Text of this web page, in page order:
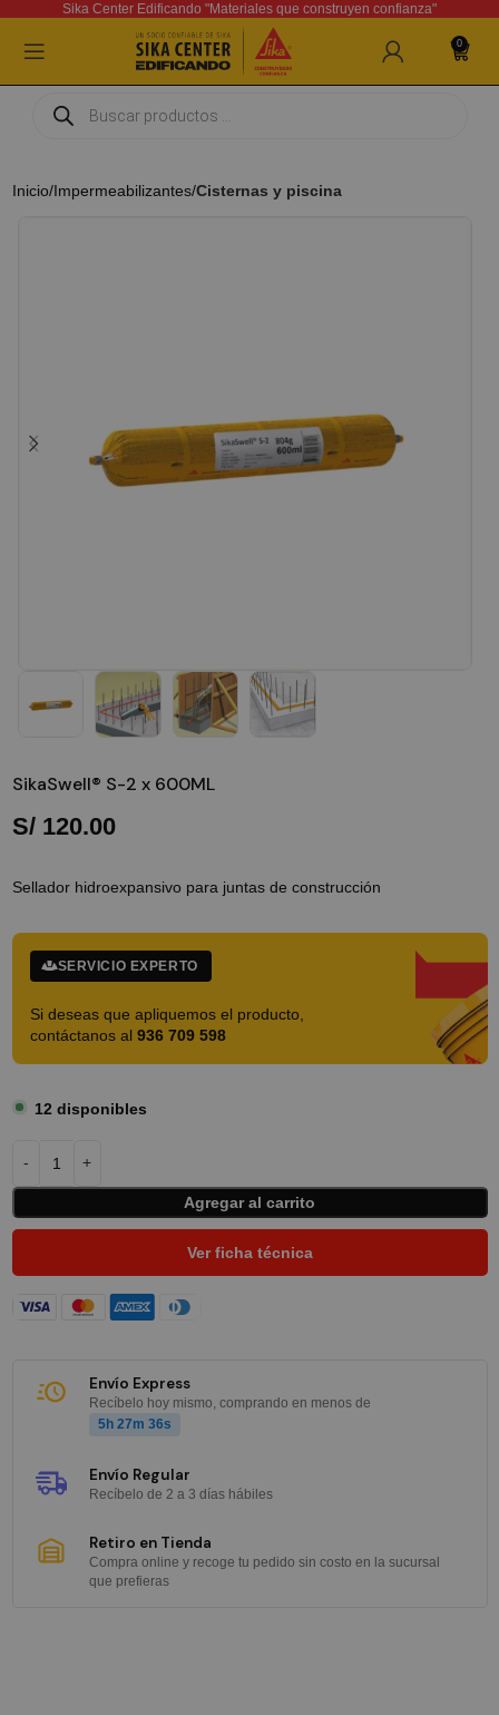
Sika Center Edificando "Materiales que construyen confianza"
0
Inicio Impermeabilizantes Cisternas y piscina
SikaSwell® S-2 x 600ML
S/120.00
Sellador hidroexpansivo para juntas de construcción
SERVICIO EXPERTO
Si deseas que apliquemos el producto,
contáctanos al 936 709 598
12 disponibles
Agregar al carrito
Ver ficha técnica
Envío Express
Recíbelo hoy mismo, comprando en menos de
5h 27m 36s
Envío Regular
Recíbelo de 2 a 3 días hábiles
Retiro en Tienda
Compra online y recoge tu pedido sin costo en la sucursal
que prefieras